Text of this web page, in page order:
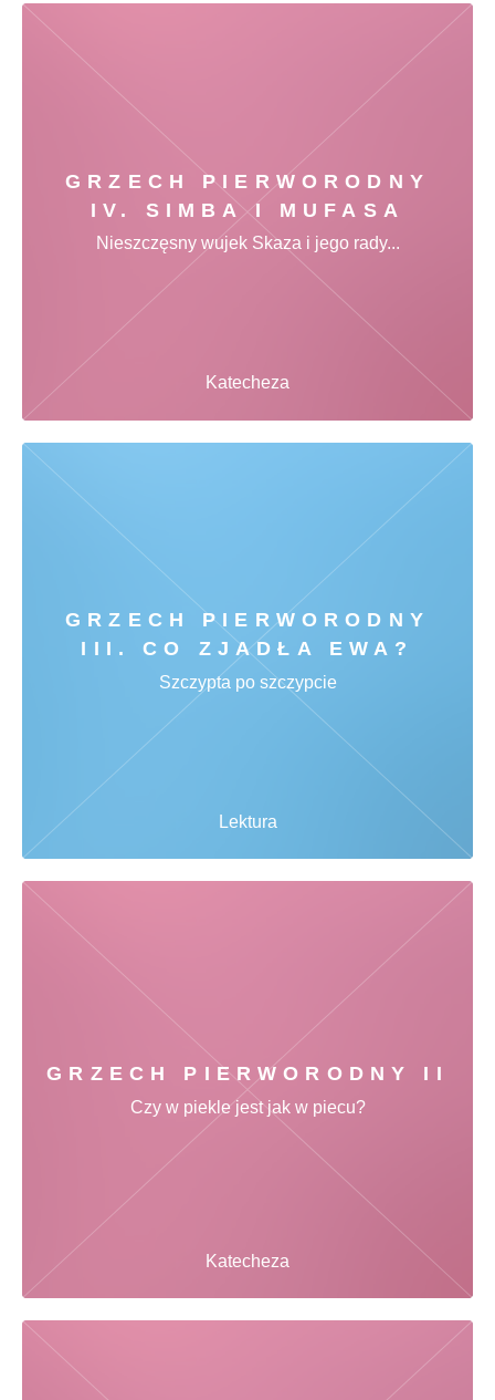
GRZECH PIERWORODNY
IV. SIMBA I MUFASA
Katecheza
Nieszczęsny wujek Skaza i jego rady...
GRZECH PIERWORODNY
III. CO ZJADŁA EWA?
Lektura
Szczypta po szczypcie
GRZECH PIERWORODNY II
Katecheza
Czy w piekle jest jak w piecu?